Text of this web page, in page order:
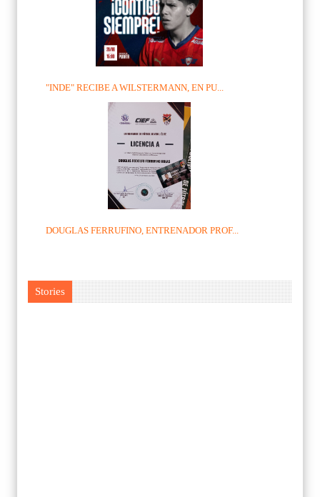
"INDE" RECIBE A WILSTERMANN, EN PU...
DOUGLAS FERRUFINO, ENTRENADOR PROF...
Stories